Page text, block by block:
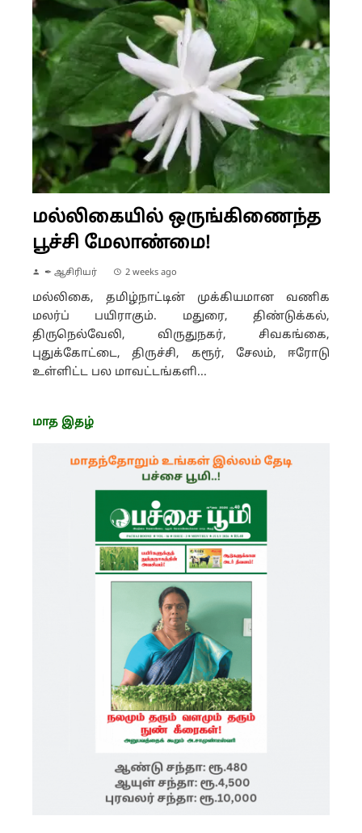
மல்லிகையில் ஒருங்கிணைந்த
பூச்சி மேலாண்மை!
✒ ஆசிரியர் 2 weeks ago
மல்லிகை, தமிழ்நாட்டின் முக்கியமான வணிக
மலர்ப் பயிராகும். மதுரை, திண்டுக்கல்,
திருநெல்வேலி, விருதுநகர், சிவகங்கை,
புதுக்கோட்டை, திருச்சி, கரூர், சேலம், ஈரோடு
உள்ளிட்ட பல மாவட்டங்களி...
மாத இதழ்